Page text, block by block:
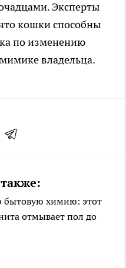
Эксперты
кошки способны
по изменению
владельца.
бытовую химию: этот
отмывает пол до